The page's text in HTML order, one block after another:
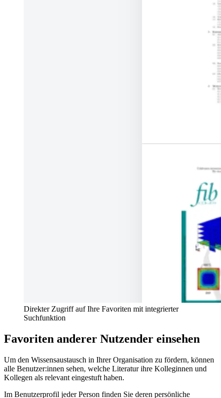
Direkter Zugriff auf Ihre Favoriten mit integrierter
Suchfunktion
Favoriten anderer Nutzender einsehen
Um den Wissensaustausch in Ihrer Organisation zu fördern, können
alle Benutzer:innen sehen, welche Literatur ihre Kolleginnen und
Kollegen als relevant eingestuft haben.
Im Benutzerprofil jeder Person finden Sie deren persönliche